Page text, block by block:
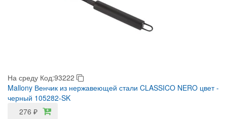
На среду Код:93222
Mallony Венчик из нержавеющей стали CLASSICO NERO цвет -
черный 105282-SK
276 ₽